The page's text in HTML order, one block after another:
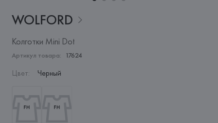
WOLFORD
Колготки Mini Dot
Артикул товара: 17624
Цвет: Черный